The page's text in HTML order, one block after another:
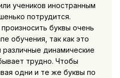
учеников иностранным
потрудится.
буквы очень
обучения, так как это
динамические
трудно. Чтобы
одни и те же буквы по